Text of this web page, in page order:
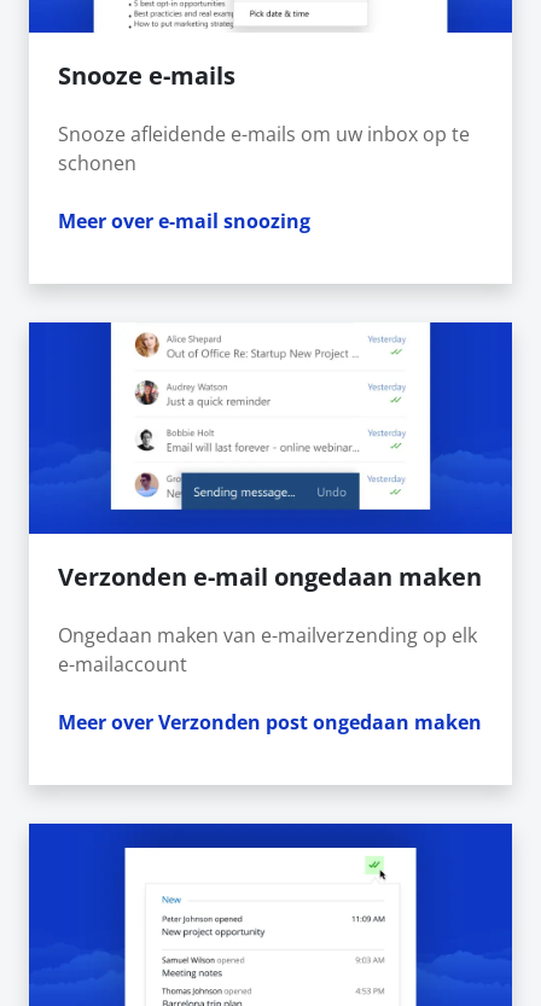
Snooze e-mails
Snooze afleidende e-mails om uw inbox op te
schonen
Meer over e-mail snoozing
Verzonden e-mail ongedaan maken
Ongedaan maken van e-mailverzending op elk
e-mailaccount
Meer over Verzonden post ongedaan maken